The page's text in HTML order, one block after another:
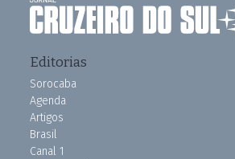
Editorias
Sorocaba
Agenda
Artigos
Brasil
Canal 1